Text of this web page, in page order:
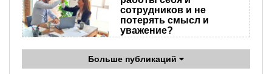
сотрудников и не
потерять смысл и
уважение?
Больше публикаций